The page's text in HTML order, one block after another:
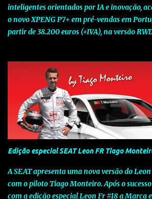
inteligentes orientados por IA e inovação,
o novo XPENG P7+ em pré-vendas em
partir de 38.200 euros (+IVA), na versão
num momento decisivo, em que a indústria
mobilidade baseada na potência para a
inteligência. Concebido como um fastback
futuro e otimizado por Inteligência Artificial
P7+ combina uma arquitetura inteligente
de referência no segmento e grande
respondendo às exigências do quotidiano
compromisso de longo prazo da XPENG
elétrica centrada no utilizador. O novo
pela exclusividade do chip TURING AI, que
de capacidade de computaç...
Edição especial SEAT Leon FR Tiago
A SEAT apresenta uma nova versão do
com o piloto Tiago Monteiro. Após o
com a edição especial Leon Fr #18 a Marca